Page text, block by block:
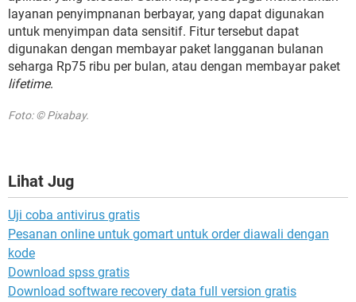
layanan penyimpnanan berbayar, yang dapat digunakan
untuk menyimpan data sensitif. Fitur tersebut dapat
digunakan dengan membayar paket langganan bulanan
seharga Rp75 ribu per bulan, atau dengan membayar paket
lifetime.
Foto: © Pixabay.
Lihat Jug
Uji coba antivirus gratis
Pesanan online untuk gomart untuk order diawali dengan
kode
Download spss gratis
Download software recovery data full version gratis